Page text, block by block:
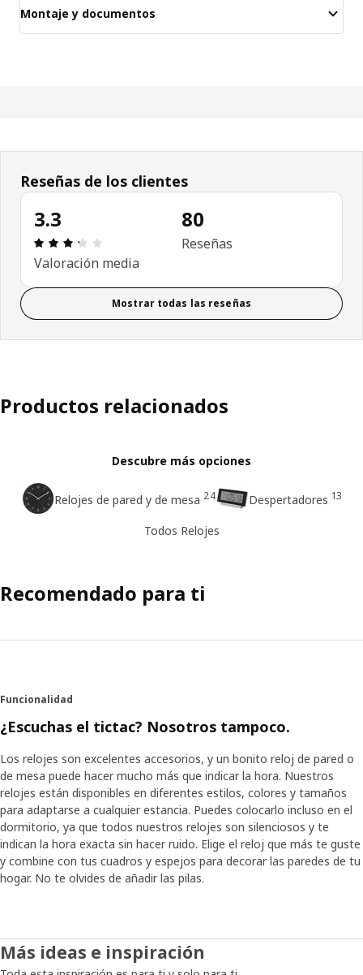
Montaje y documentos
Reseñas de los clientes
3.3
Reseña: 3.3 de 5 estrellas. Revisiones totales: 80
Valoración media
80
Reseñas
Mostrar todas las reseñas
Productos relacionados
Descubre más opciones
Relojes de pared y de mesa 24 Despertadores 13
Todos Relojes
Recomendado para ti
Funcionalidad
¿Escuchas el tictac? Nosotros tampoco.
Los relojes son excelentes accesorios, y un bonito reloj de pared o
de mesa puede hacer mucho más que indicar la hora. Nuestros
relojes están disponibles en diferentes estilos, colores y tamaños
para adaptarse a cualquier estancia. Puedes colocarlo incluso en el
dormitorio, ya que todos nuestros relojes son silenciosos y te
indican la hora exacta sin hacer ruido. Elige el reloj que más te guste
y combine con tus cuadros y espejos para decorar las paredes de tu
hogar. No te olvides de añadir las pilas.
Más ideas e inspiración